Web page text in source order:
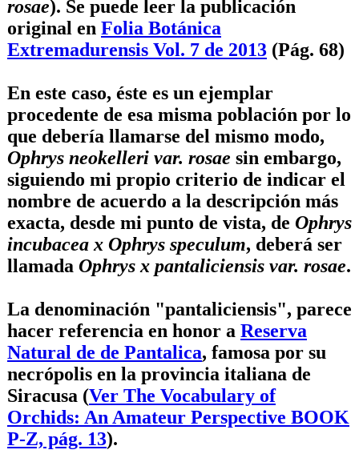
rosae). Se puede leer la publicación
original en Folia Botánica
Extremadurensis Vol. 7 de 2013 (Pág. 68)
En este caso, éste es un ejemplar
procedente de esa misma población por lo
que debería llamarse del mismo modo,
Ophrys neokelleri var. rosae sin embargo,
siguiendo mi propio criterio de indicar el
nombre de acuerdo a la descripción más
exacta, desde mi punto de vista, de Ophrys
incubacea x Ophrys speculum, deberá ser
llamada Ophrys x pantaliciensis var. rosae.
La denominación "pantaliciensis", parece
hacer referencia en honor a Reserva
Natural de de Pantalica, famosa por su
necrópolis en la provincia italiana de
Siracusa (Ver The Vocabulary of
Orchids: An Amateur Perspective BOOK
P-Z, pág. 13).